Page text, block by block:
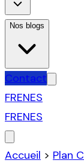
Nos blogs
Contact
FRENES
FRENES
Accueil > Plan